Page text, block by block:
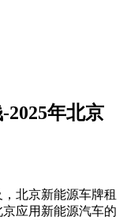
2025年北京
北京新能源车牌租
应用新能源汽车的